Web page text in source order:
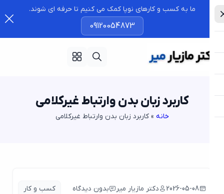
ما به کسب و کارهای نوپا کمک می کنیم تا حرفه ای شوند.
09120054873
کاربرد زبان بدن وارتباط غیرکلامی
»کاربرد زبان بدن وارتباط غیرکلامی
2026-05-08 دکتر مازیار میر بدون دیدگاه کسب و کار